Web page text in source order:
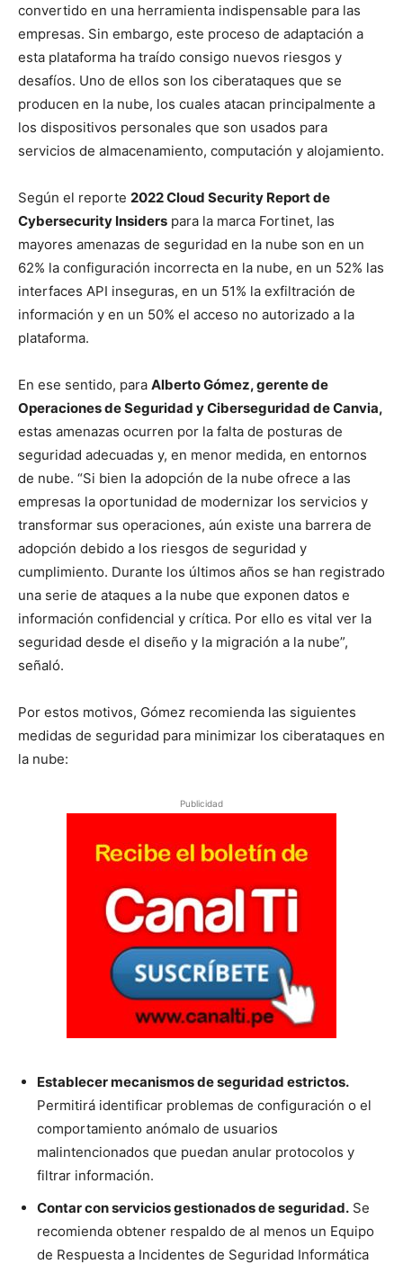
convertido en una herramienta indispensable para las
empresas. Sin embargo, este proceso de adaptación a
esta plataforma ha traído consigo nuevos riesgos y
desafíos. Uno de ellos son los ciberataques que se
producen en la nube, los cuales atacan principalmente a
los dispositivos personales que son usados para
servicios de almacenamiento, computación y alojamiento.
Según el reporte 2022 Cloud Security Report de
Cybersecurity Insiders para la marca Fortinet, las
mayores amenazas de seguridad en la nube son en un
62% la configuración incorrecta en la nube, en un 52% las
interfaces API inseguras, en un 51% la exfiltración de
información y en un 50% el acceso no autorizado a la
plataforma.
En ese sentido, para Alberto Gómez, gerente de
Operaciones de Seguridad y Ciberseguridad de Canvia,
estas amenazas ocurren por la falta de posturas de
seguridad adecuadas y, en menor medida, en entornos
de nube. “Si bien la adopción de la nube ofrece a las
empresas la oportunidad de modernizar los servicios y
transformar sus operaciones, aún existe una barrera de
adopción debido a los riesgos de seguridad y
cumplimiento. Durante los últimos años se han registrado
una serie de ataques a la nube que exponen datos e
información confidencial y crítica. Por ello es vital ver la
seguridad desde el diseño y la migración a la nube”,
señaló.
Por estos motivos, Gómez recomienda las siguientes
medidas de seguridad para minimizar los ciberataques en
la nube:
Publicidad
Establecer mecanismos de seguridad estrictos.
Permitirá identificar problemas de configuración o el
comportamiento anómalo de usuarios
malintencionados que puedan anular protocolos y
filtrar información.
Contar con servicios gestionados de seguridad. Se
recomienda obtener respaldo de al menos un Equipo
de Respuesta a Incidentes de Seguridad Informática